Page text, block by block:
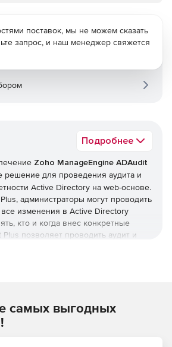
Подробнее
Zoho ManageEngine ADAudit
решение для проведения аудита и
Active Directory на web-основе.
администраторы могут проводить
все изменения в Active Directory
кто и когда внес конкретные
позволяет проводить аудит и
экспортироваться в XLS, HTML,
возможностью печати.
ADAudit Plus:
поставок, мы не можем сказать
запрос, и наш менеджер свяжется
самых выгодных